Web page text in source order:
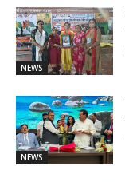
NEWS
NEWS